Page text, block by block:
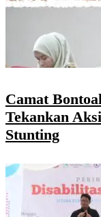
Camat
Tekankan
Stunting